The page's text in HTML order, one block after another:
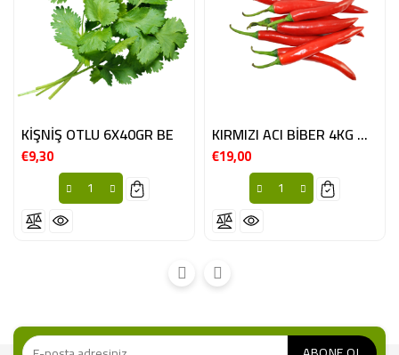
KİŞNİŞ OTLU 6X40GR BE
€9,30Fiyat
KIRMIZI ACI BİBER 4KG MRC
€19,00Fiyat